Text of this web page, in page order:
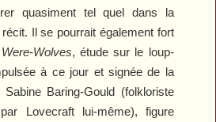
quasiment tel quel dans la
Il se pourrait également fort
Wolves, étude sur le loup-
à ce jour et signée de la
Baring-Gould (folkloriste
Lovecraft lui-même), figure